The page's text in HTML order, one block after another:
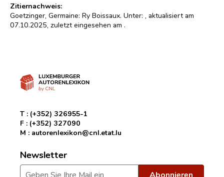
Zitiernachweis:
Goetzinger, Germaine: Ry Boissaux. Unter:
, aktualisiert am
07.10.2025, zuletzt eingesehen am .
T : (+352) 326955-1
F : (+352) 327090
M : autorenlexikon@cnl.etat.lu
Newsletter